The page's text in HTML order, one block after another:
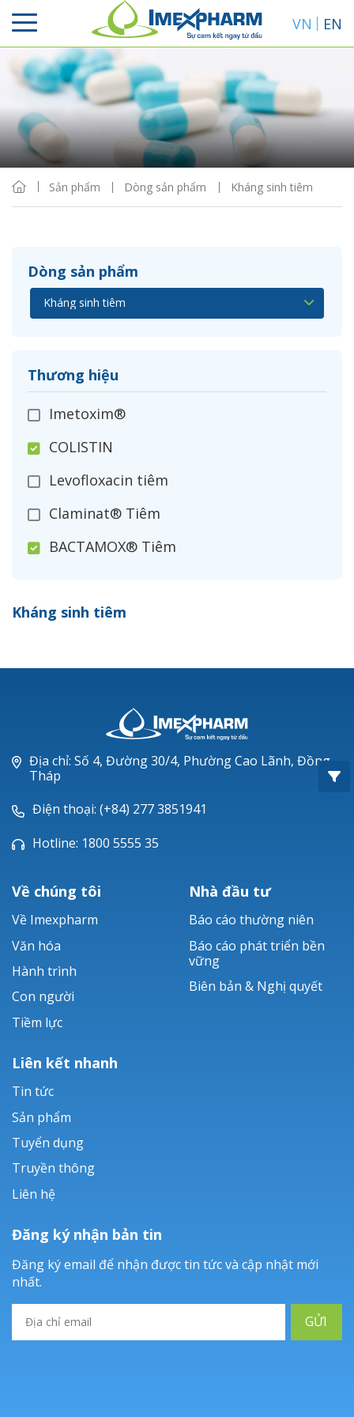
VN EN
Sản phẩm Dòng sản phẩm Kháng sinh tiêm
Dòng sản phẩm
Thương hiệu
Imetoxim®
COLISTIN
Levofloxacin tiêm
Claminat® Tiêm
BACTAMOX® Tiêm
Ceftizoxim®
Piperacillin
Ticarlinat®
Zobacta®
Bacsulfo®
Kháng sinh tiêm
Sắp xếp
Hiển thị
Địa chỉ: Số 4, Đường 30/4, Phường Cao Lãnh, Đồng
Tháp
Điện thoại: (+84) 277 3851941
Hotline: 1800 5555 35
Về chúng tôi
Về Imexpharm
Văn hóa
Hành trình
Con người
Tiềm lực
Nhà đầu tư
Báo cáo thường niên
Báo cáo phát triển bền
vững
Biên bản & Nghị quyết
Liên kết nhanh
Tin tức
Sản phẩm
Tuyển dụng
Truyền thông
Liên hệ
Đăng ký nhận bản tin
Đăng ký email để nhận được tin tức và cập nhật mới
nhất.
GỬI